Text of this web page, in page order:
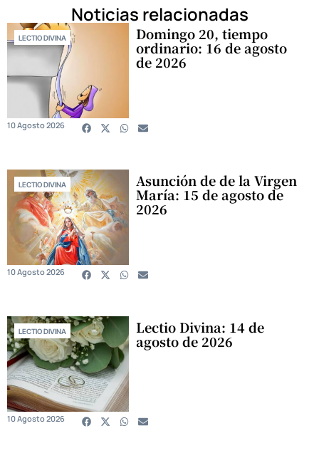
Noticias relacionadas
LECTIO DIVINA Domingo 20, tiempo
ordinario: 16 de agosto
de 2026
10 Agosto 2026
LECTIO DIVINA Asunción de de la Virgen
María: 15 de agosto de
2026
10 Agosto 2026
LECTIO DIVINA Lectio Divina: 14 de
agosto de 2026
10 Agosto 2026